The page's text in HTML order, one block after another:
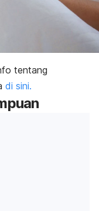
tentang
di sini.